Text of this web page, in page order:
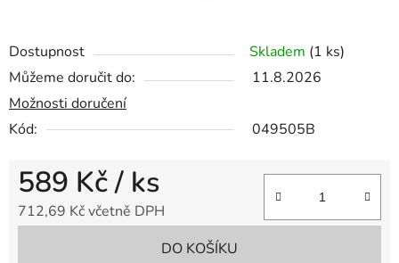
Dostupnost Skladem (1 ks)
Můžeme doručit do:
11.8.2026
Možnosti doručení
Kód:
049505B
589 Kč/ ks
712,69 Kč včetně DPH
DO KOŠÍKU